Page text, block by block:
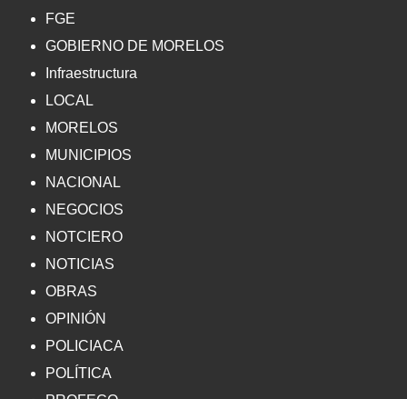
FGE
GOBIERNO DE MORELOS
Infraestructura
LOCAL
MORELOS
MUNICIPIOS
NACIONAL
NEGOCIOS
NOTCIERO
NOTICIAS
OBRAS
OPINIÓN
POLICIACA
POLÍTICA